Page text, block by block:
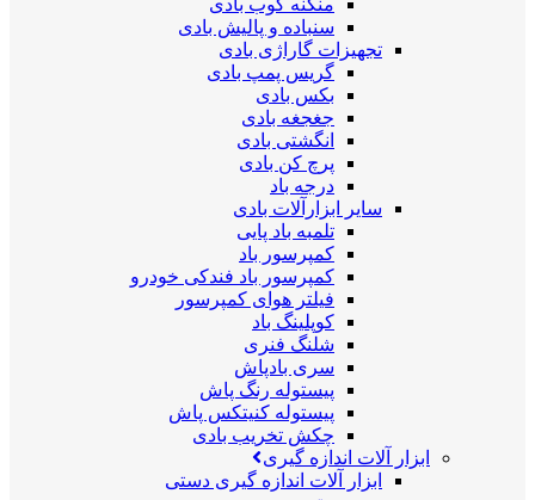
منگنه کوب بادی
سنباده و پالیش بادی
تجهیزات گاراژی بادی
گریس پمپ بادی
بکس بادی
جغجغه بادی
انگشتی بادی
پرچ کن بادی
درجه باد
سایر ابزارآلات بادی
تلمبه باد پایی
کمپرسور باد
کمپرسور باد فندکی خودرو
فیلتر هوای کمپرسور
کوپلینگ باد
شلنگ فنری
سری بادپاش
پیستوله رنگ پاش
پیستوله کنیتکس پاش
چکش تخریب بادی
ابزار آلات اندازه گیری
ابزار آلات اندازه گیری دستی